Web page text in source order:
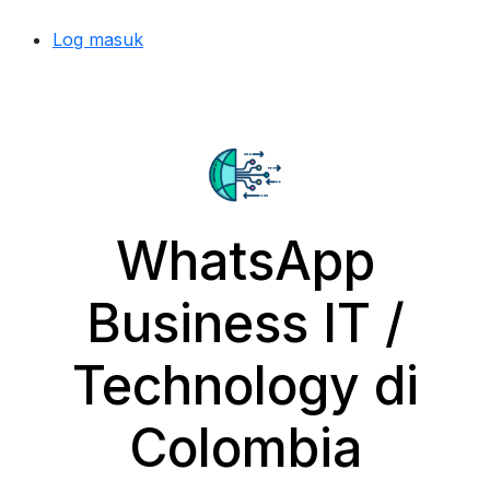
Log masuk
WhatsApp
Business IT /
Technology di
Colombia